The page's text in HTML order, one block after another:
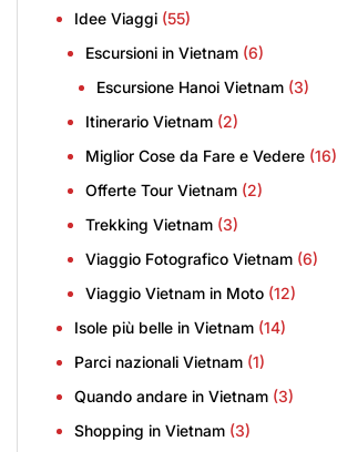
Idee Viaggi (55)
Escursioni in Vietnam (6)
Escursione Hanoi Vietnam (3)
Itinerario Vietnam (2)
Miglior Cose da Fare e Vedere (16)
Offerte Tour Vietnam (2)
Trekking Vietnam (3)
Viaggio Fotografico Vietnam (6)
Viaggio Vietnam in Moto (12)
Isole più belle in Vietnam (14)
Parci nazionali Vietnam (1)
Quando andare in Vietnam (3)
Shopping in Vietnam (3)